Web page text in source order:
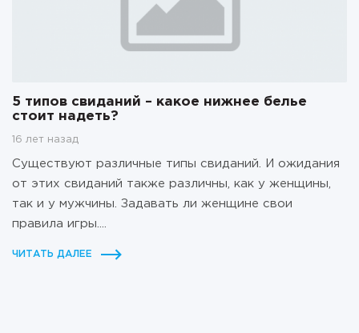
5 типов свиданий – какое нижнее белье
стоит надеть?
16 лет назад
Существуют различные типы свиданий. И ожидания
от этих свиданий также различны, как у женщины,
так и у мужчины. Задавать ли женщине свои
правила игры....
ЧИТАТЬ ДАЛЕЕ